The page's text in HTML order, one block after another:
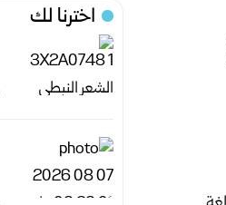
اخترنا لك